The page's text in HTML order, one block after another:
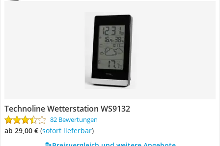
Technoline Wetterstation WS9132
82 Bewertungen
ab 29,00 € ( Sofort lieferbar)